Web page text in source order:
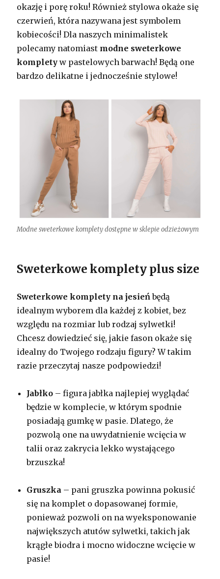
okazję i porę roku! Również stylowa okaże się
czerwień, która nazywana jest symbolem
kobiecości! Dla naszych minimalistek
polecamy natomiast modne sweterkowe
komplety w pastelowych barwach! Będą one
bardzo delikatne i jednocześnie stylowe!
Modne sweterkowe komplety dostępne w sklepie odzieżowym
Sweterkowe komplety plus size
Sweterkowe komplety na jesieńbędą
idealnym wyborem dla każdej z kobiet, bez
względu na rozmiar lub rodzaj sylwetki!
Chcesz dowiedzieć się, jakie fason okaże się
idealny do Twojego rodzaju figury? W takim
razie przeczytaj nasze podpowiedzi!
Jabłko – figura jabłka najlepiej wyglądać
będzie w komplecie, w którym spodnie
posiadają gumkę w pasie. Dlatego, że
pozwolą one na uwydatnienie wcięcia w
talii oraz zakrycia lekko wystającego
brzuszka!
Gruszka – pani gruszka powinna pokusić
się na komplet o dopasowanej formie,
ponieważ pozwoli on na wyeksponowanie
największych atutów sylwetki, takich jak
krągłe biodra i mocno widoczne wcięcie w
pasie!